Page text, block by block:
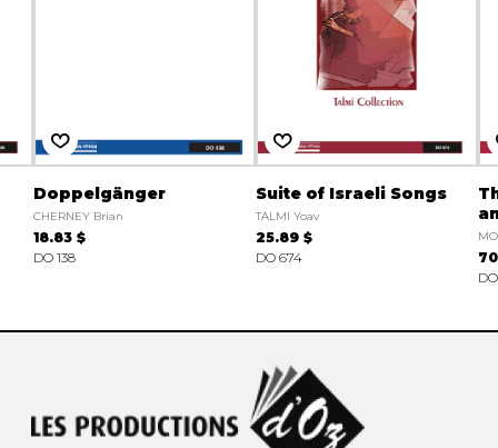
Doppelgänger
CHERNEY Brian
18.83 $
DO 138
Suite of Israeli Songs
TALMI Yoav
25.89 $
DO 674